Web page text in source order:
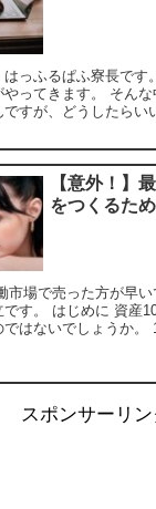
っふるぱふ寮長です
やってきます。 そん
すが、どうしたらい
【意外！】
をつくるた
市場で売った方が早
す。 はじめに 資産
ではないでしょうか。
スポンサーリン